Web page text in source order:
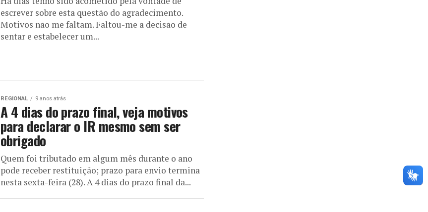
escrever sobre esta questão do agradecimento.
Motivos não me faltam. Faltou-me a decisão de
sentar e estabelecer um...
REGIONAL 9 anos atrás
A 4 dias do prazo final, veja motivos
para declarar o IR mesmo sem ser
obrigado
Quem foi tributado em algum mês durante o ano
pode receber restituição; prazo para envio termina
nesta sexta-feira (28). A 4 dias do prazo final da...